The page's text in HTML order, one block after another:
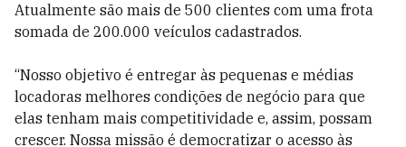
Atualmente são mais de 500 clientes com uma frota
somada de 200.000 veículos cadastrados.
“Nosso objetivo é entregar às pequenas e médias
locadoras melhores condições de negócio para que
elas tenham mais competitividade e, assim, possam
crescer. Nossa missão é democratizar o acesso às